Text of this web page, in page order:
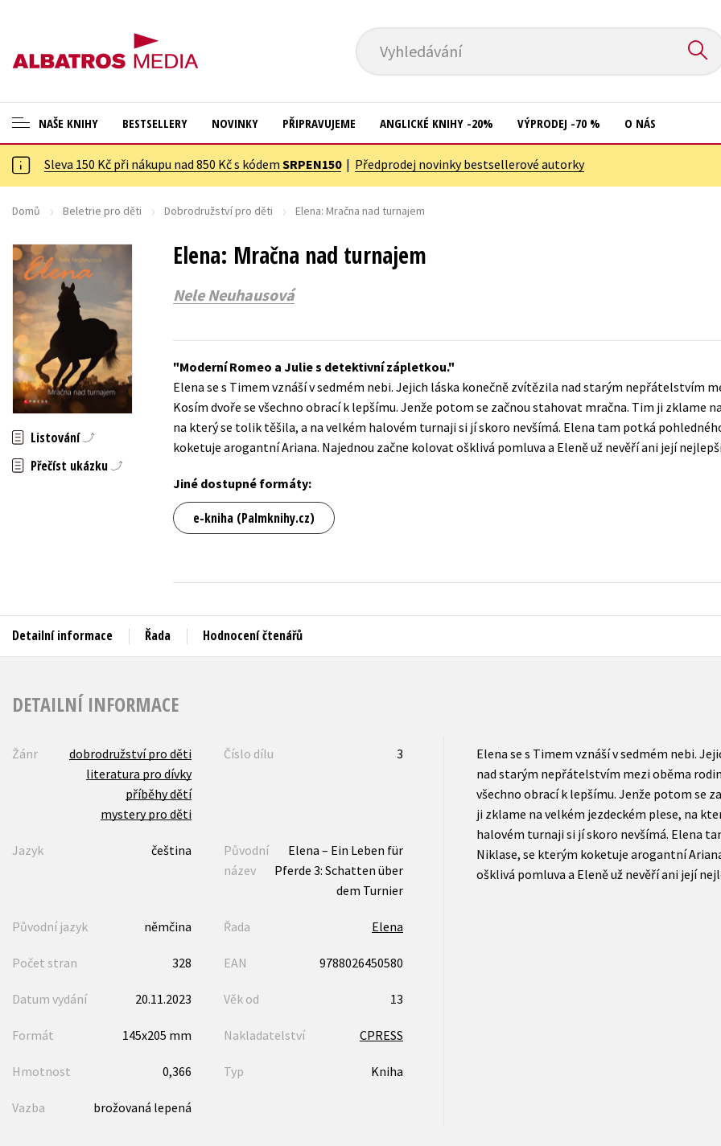
Vyhledávání
NAŠE KNIHY
ANGLICKÉ KNIHY -20 %
VÝPRODEJ -70 %
ASTERIX S DÁRKEM
🎁DÁRKOVÉ PUBLIKACE
✉️ DÁRKOVÉ POUKAZY
Auto - moto
Beletrie pro děti
Byznys a ekonomie
Cestování
Dárkové publikace
Digitální fotografie
Esoterika a duchovní svět
Hobby
Jazyky
Kariéra a osobní rozvoj
Komiks
Kuchařky
Populárně - naučná pro dospělé
Populárně - naučné pro děti
Předškoláci
Příroda a zahrada
Young adult (SK)
Zahraniční literatura
Zdraví a životní styl
BESTSELLERY NOVINKY PŘIPRAVUJEME ANGLICKÉ KNIHY -20% VÝPRODEJ -70 % O NÁS
Sleva 150 Kč při nákupu nad 850 Kč s kódem SRPEN150| Předprodej novinky bestsellerové autorky
Domů Beletrie pro děti Dobrodružství pro děti Elena: Mračna nad turnajem
Elena: Mračna nad turnajem
Nele Neuhausová
Listování
Přečíst ukázku
Moderní Romeo a Julie s detektivní zápletkou.
Elena se s Timem vznáší v sedmém nebi. Jejich láska konečně zvítězila nad starým nepřátelstvím
Kosím dvoře se všechno obrací k lepšímu. Jenže potom se začnou stahovat mračna. Tim ji zklame
na který se tolik těšila, a na velkém halovém turnaji si jí skoro nevšímá. Elena tam potká
koketuje arogantní Ariana. Najednou začne kolovat ošklivá pomluva a Eleně už nevěří ani její
Jiné dostupné formáty:
e-kniha (Palmknihy.cz)
Detailní informace Řada Hodnocení čtenářů
DETAILNÍ INFORMACE
Žánr
dobrodružství pro děti
literatura pro dívky
příběhy dětí
mystery pro děti
Číslo dílu 3
Jazyk čeština
Původní
název
Elena – Ein Leben für
Pferde 3: Schatten über
dem Turnier
Původní jazyk němčina Řada Elena
Počet stran 328 EAN 9788026450580
Datum vydání 20.11.2023 Věk od 13
Formát 145x205 mm Nakladatelství CPRESS
Hmotnost 0,366 Typ Kniha
Vazba brožovaná lepená
Elena se s Timem vznáší v sedmém nebi.
nad starým nepřátelstvím mezi oběma
všechno obrací k lepšímu. Jenže potom se
ji zklame na velkém jezdeckém plese, na
halovém turnaji si jí skoro nevšímá. Elena
Niklase, se kterým koketuje arogantní
ošklivá pomluva a Eleně už nevěří ani její